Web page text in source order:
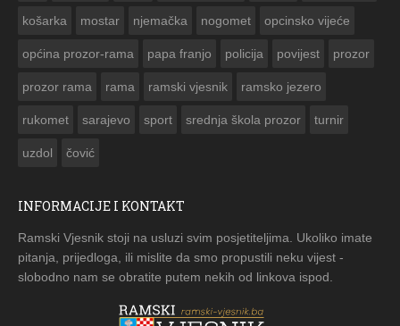
košarka mostar njemačka nogomet opcinsko vijeće
općina prozor-rama papa franjo policija povijest prozor
prozor rama rama ramski vjesnik ramsko jezero
rukomet sarajevo sport srednja škola prozor turnir
uzdol čović
INFORMACIJE I KONTAKT
Ramski Vjesnik stoji na usluzi svim posjetiteljima. Ukoliko imate
pitanja, prijedloga, ili mislite da smo propustili neku vijest -
slobodno nam se obratite putem nekih od linkova ispod.